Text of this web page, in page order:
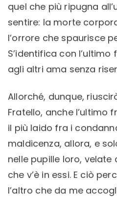
quel che più ripugna
sentire: la morte
l’orrore che spaurisce
S’identifica con
agli altri ama senza
Allorché, dunque,
Fratello, anche l’ultimo
il più laido fra i
maldicenza, allora, e
nelle pupille loro, velate
che v’è in essi. E ciò
l’altro che da me